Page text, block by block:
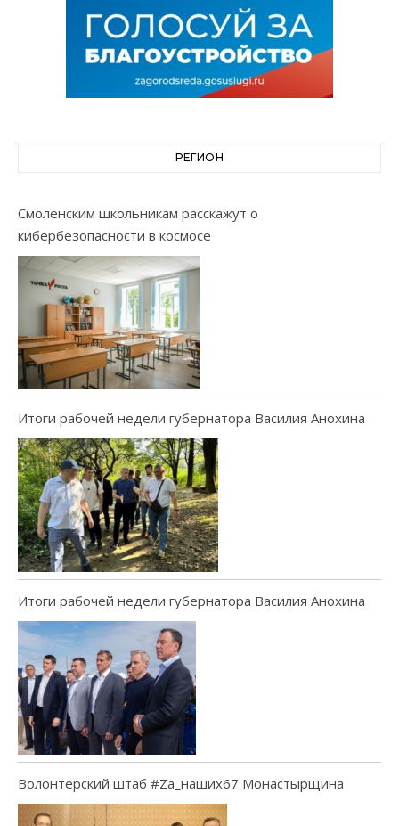
РЕГИОН
Смоленским школьникам расскажут о
кибербезопасности в космосе
Итоги рабочей недели губернатора Василия Анохина
Итоги рабочей недели губернатора Василия Анохина
Волонтерский штаб #Za_наших67 Монастырщина